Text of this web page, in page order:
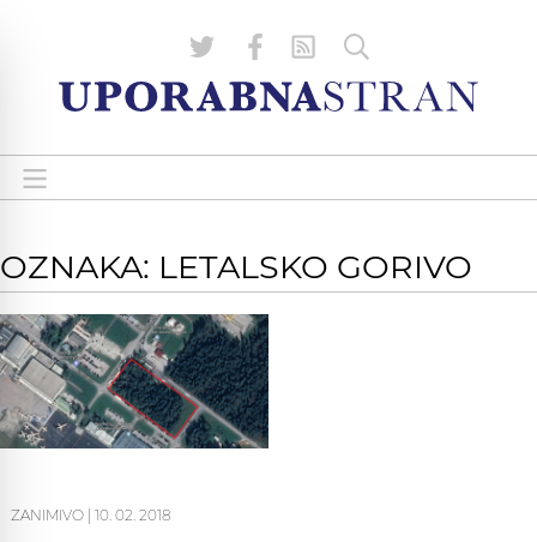
OZNAKA: LETALSKO GORIVO
ZANIMIVO 10. 02. 2018